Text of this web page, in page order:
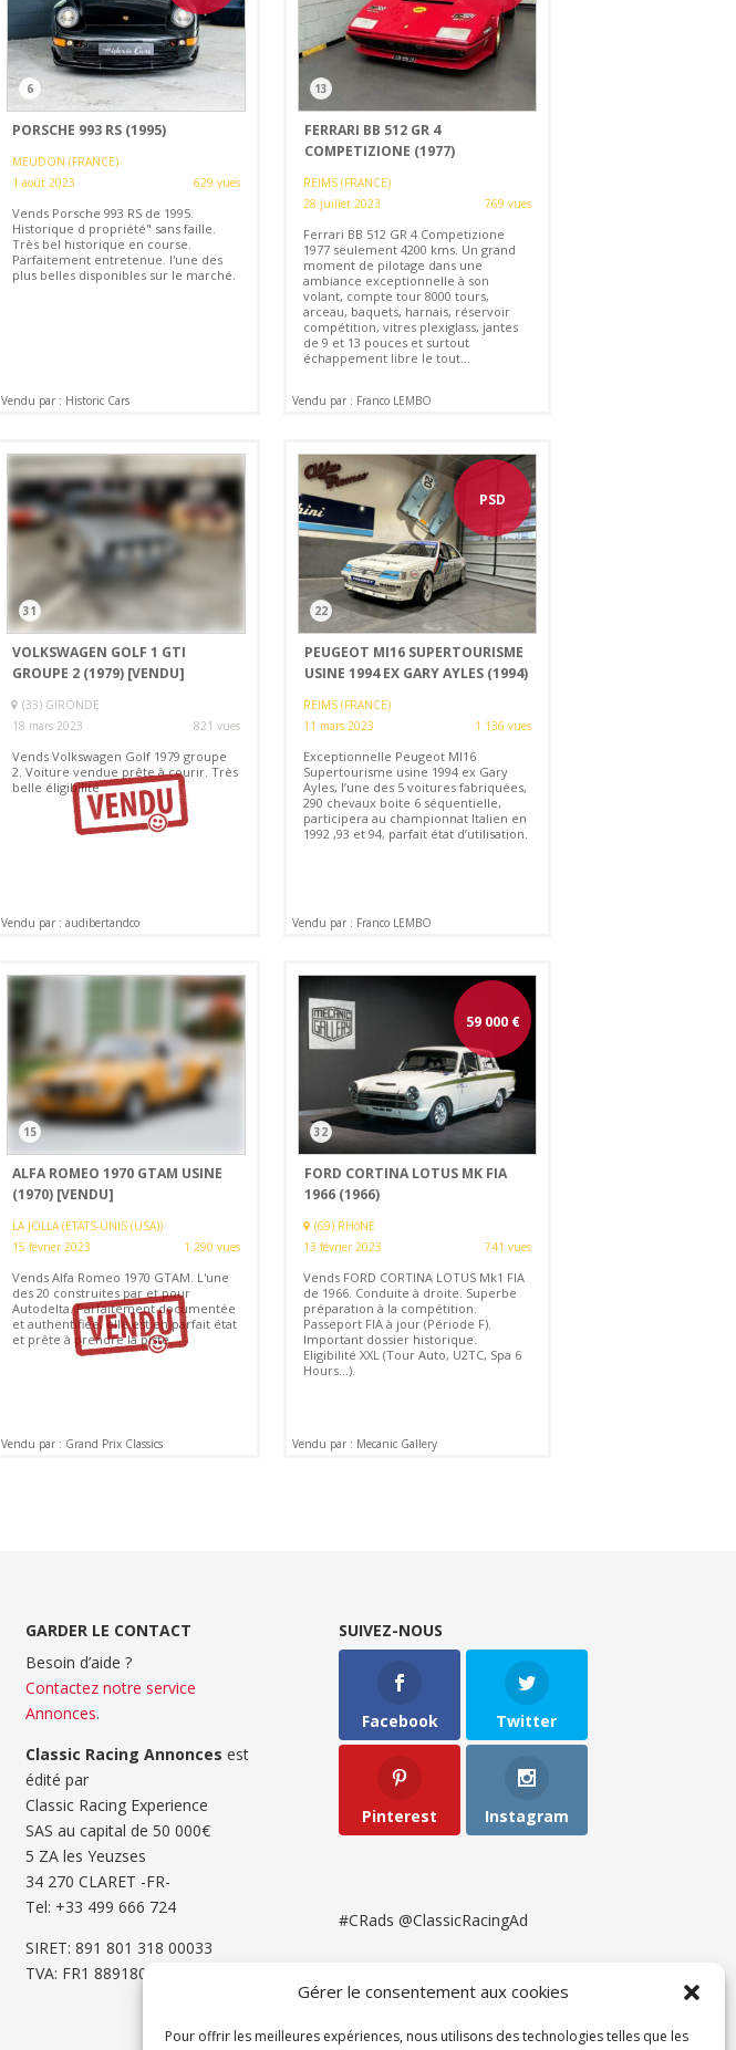
Gérer le consentement aux cookies
Pour offrir les meilleures expériences, nous utilisons des technologies telles que les
6
PORSCHE 993 RS (1995)
MEUDON (FRANCE)
1 août 2023
629 vues
Vends Porsche 993 RS de 1995.
Historique d propriété" sans faille.
Très bel historique en course.
Parfaitement entretenue. l'une des
plus belles disponibles sur le marché.
Vendu par : Historic Cars
13
FERRARI BB 512 GR 4
COMPETIZIONE (1977)
REIMS (FRANCE)
28 juillet 2023
769 vues
Ferrari BB 512 GR 4 Competizione
1977 seulement 4200 kms. Un grand
moment de pilotage dans une
ambiance exceptionnelle à son
volant, compte tour 8000 tours,
arceau, baquets, harnais, réservoir
compétition, vitres plexiglass, jantes
de 9 et 13 pouces et surtout
échappement libre le tout...
Vendu par : Franco LEMBO
31
VOLKSWAGEN GOLF 1 GTI
GROUPE 2 (1979) [VENDU]
(33) GIRONDE
18 mars 2023
821 vues
Vends Volkswagen Golf 1979 groupe
2. Voiture vendue prête à courir. Très
belle éligibilité
Vendu par : audibertandco
PSD
22
PEUGEOT MI16 SUPERTOURISME
USINE 1994 EX GARY AYLES (1994)
REIMS (FRANCE)
11 mars 2023
1 136 vues
Exceptionnelle Peugeot MI16
Supertourisme usine 1994 ex Gary
Ayles, l’une des 5 voitures fabriquées,
290 chevaux boite 6 séquentielle,
participera au championnat Italien en
1992 ,93 et 94, parfait état d’utilisation.
Vendu par : Franco LEMBO
15
ALFA ROMEO 1970 GTAM USINE
(1970) [VENDU]
LA JOLLA (ETATS-UNIS (USA))
15 février 2023
1 290 vues
Vends Alfa Romeo 1970 GTAM. L'une
des 20 construites par et pour
Autodelta. Parfaitement documentée
et authentifiée, elle est en parfait état
et prête à prendre la piste.
Vendu par : Grand Prix Classics
59 000€
32
FORD CORTINA LOTUS MK FIA
1966 (1966)
(69) RHôNE
13 février 2023
741 vues
Vends FORD CORTINA LOTUS Mk1 FIA
de 1966. Conduite à droite. Superbe
préparation à la compétition.
Passeport FIA à jour (Période F).
Important dossier historique.
Eligibilité XXL (Tour Auto, U2TC, Spa 6
Hours...).
Vendu par : Mecanic Gallery
GARDER LE CONTACT
Besoin d’aide ?
Contactez notre service
Annonces.
Classic Racing Annonces est
édité par
Classic Racing Experience
SAS au capital de 50 000€
5 ZA les Yeuzses
34 270 CLARET -FR-
Tel: ‭+33 499 666 724‬
SIRET: 891 801 318 00033
TVA: FR1 8891801318
SUIVEZ-NOUS
Facebook Twitter
Pinterest Instagram
#CRads @ClassicRacingAd